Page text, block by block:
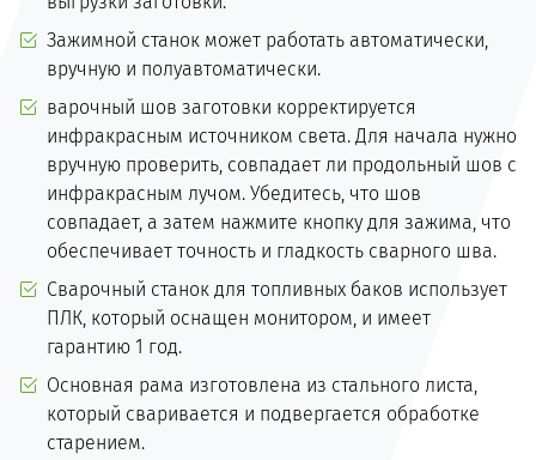
Зажимной станок может работать автоматически,
вручную и полуавтоматически.
варочный шов заготовки корректируется
инфракрасным источником света. Для начала нужно
вручную проверить, совпадает ли продольный шов с
инфракрасным лучом. Убедитесь, что шов
совпадает, а затем нажмите кнопку для зажима, что
обеспечивает точность и гладкость сварного шва.
Сварочный станок для топливных баков использует
ПЛК, который оснащен монитором, и имеет
гарантию 1 год.
Основная рама изготовлена из стального листа,
который сваривается и подвергается обработке
старением.